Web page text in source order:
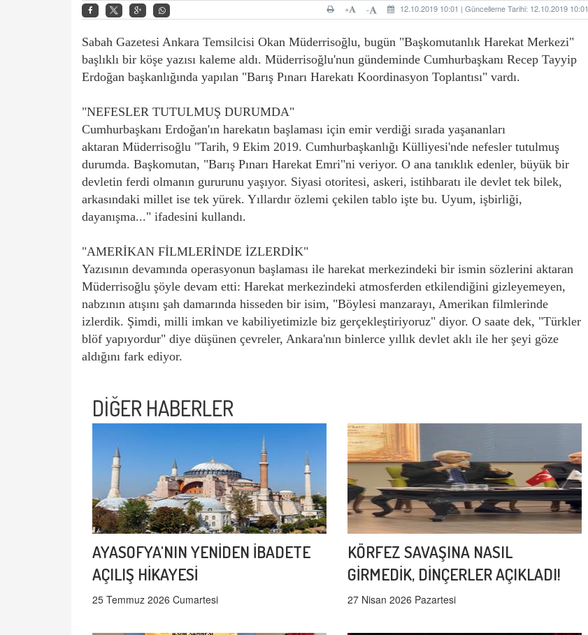
12.10.2019 10:01 | Güncelleme Tarihi: 12.10.2019 10:01
-
+
Sabah Gazetesi Ankara Temsilcisi Okan Müderrisoğlu, bugün "Başkomutanlık Harekat Merkezi"
başlıklı bir köşe yazısı kaleme aldı. Müderrisoğlu'nun gündeminde Cumhurbaşkanı Recep Tayyip
Erdoğan başkanlığında yapılan "Barış Pınarı Harekatı Koordinasyon Toplantısı" vardı.
"NEFESLER TUTULMUŞ DURUMDA"
Cumhurbaşkanı Erdoğan'ın harekatın başlaması için emir verdiği sırada yaşananları
aktaran Müderrisoğlu "Tarih, 9 Ekim 2019. Cumhurbaşkanlığı Külliyesi'nde nefesler tutulmuş
durumda. Başkomutan, "Barış Pınarı Harekat Emri"ni veriyor. O ana tanıklık edenler, büyük bir
devletin ferdi olmanın gururunu yaşıyor. Siyasi otoritesi, askeri, istihbaratı ile devlet tek bilek,
arkasındaki millet ise tek yürek. Yıllardır özlemi çekilen tablo işte bu. Uyum, işbirliği,
dayanışma..." ifadesini kullandı.
"AMERİKAN FİLMLERİNDE İZLERDİK"
Yazısının devamında operasyonun başlaması ile harekat merkezindeki bir ismin sözlerini aktaran
Müderrisoğlu şöyle devam etti: Harekat merkezindeki atmosferden etkilendiğini gizleyemeyen,
nabzının atışını şah damarında hisseden bir isim, "Böylesi manzarayı, Amerikan filmlerinde
izlerdik. Şimdi, milli imkan ve kabiliyetimizle biz gerçekleştiriyoruz" diyor. O saate dek, "Türkler
blöf yapıyordur" diye düşünen çevreler, Ankara'nın binlerce yıllık devlet aklı ile her şeyi göze
aldığını fark ediyor.
DİĞER HABERLER
AYASOFYA'NIN YENİDEN İBADETE
AÇILIŞ HİKAYESİ
25 Temmuz 2026 Cumartesi
KÖRFEZ SAVAŞINA NASIL
GİRMEDİK, DİNÇERLER AÇIKLADI!
27 Nisan 2026 Pazartesi